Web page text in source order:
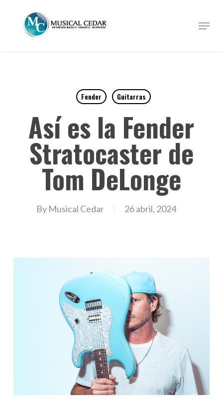
Menu
Fender Guitarras
Así es la Fender
Stratocaster de
Tom DeLonge
By Musical Cedar 26 abril, 2024
Close